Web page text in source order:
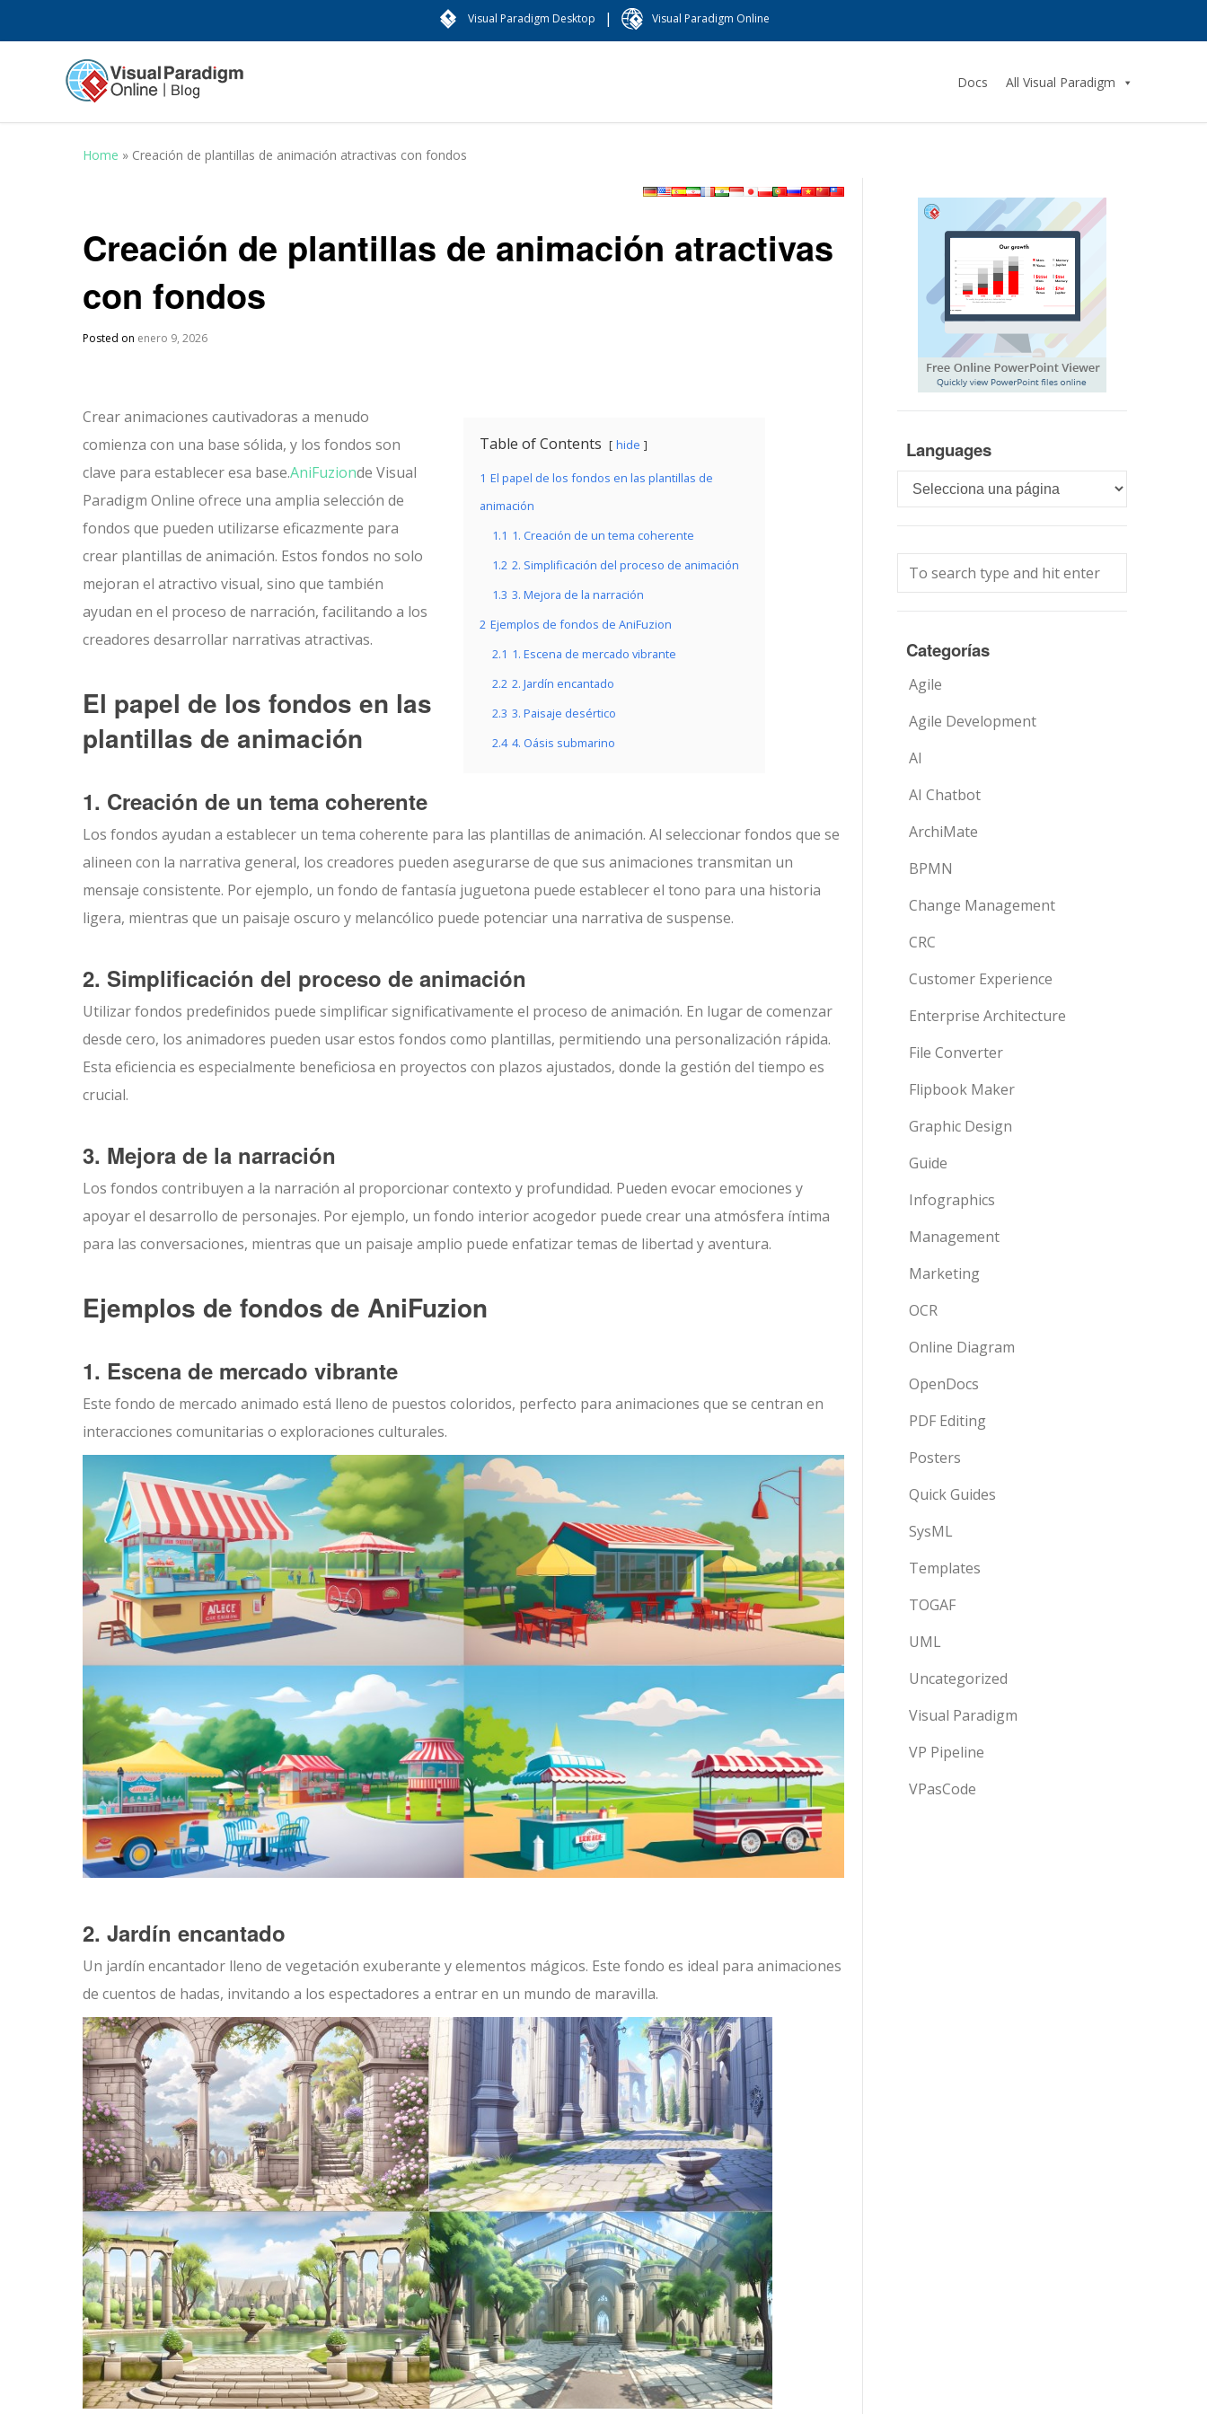
Visual Paradigm Desktop | Visual Paradigm Online
Docs All Visual Paradigm
Home » Creación de plantillas de animación atractivas con fondos
Creación de plantillas de animación atractivas
con fondos
Posted on enero 9, 2026
Table of Contents hide
1 El papel de los fondos en las plantillas de
animación
1.1 1. Creación de un tema coherente
1.2 2. Simplificación del proceso de animación
1.3 3. Mejora de la narración
2 Ejemplos de fondos de AniFuzion
2.1 1. Escena de mercado vibrante
2.2 2. Jardín encantado
2.3 3. Paisaje desértico
2.4 4. Oásis submarino
Crear animaciones cautivadoras a menudo
comienza con una base sólida, y los fondos son
clave para establecer esa base.AniFuzionde Visual
Paradigm Online ofrece una amplia selección de
fondos que pueden utilizarse eficazmente para
crear plantillas de animación. Estos fondos no solo
mejoran el atractivo visual, sino que también
ayudan en el proceso de narración, facilitando a los
creadores desarrollar narrativas atractivas.
El papel de los fondos en las
plantillas de animación
1. Creación de un tema coherente
Los fondos ayudan a establecer un tema coherente para las plantillas de animación. Al seleccionar fondos que se
alineen con la narrativa general, los creadores pueden asegurarse de que sus animaciones transmitan un
mensaje consistente. Por ejemplo, un fondo de fantasía juguetona puede establecer el tono para una historia
ligera, mientras que un paisaje oscuro y melancólico puede potenciar una narrativa de suspense.
2. Simplificación del proceso de animación
Utilizar fondos predefinidos puede simplificar significativamente el proceso de animación. En lugar de comenzar
desde cero, los animadores pueden usar estos fondos como plantillas, permitiendo una personalización rápida.
Esta eficiencia es especialmente beneficiosa en proyectos con plazos ajustados, donde la gestión del tiempo es
crucial.
3. Mejora de la narración
Los fondos contribuyen a la narración al proporcionar contexto y profundidad. Pueden evocar emociones y
apoyar el desarrollo de personajes. Por ejemplo, un fondo interior acogedor puede crear una atmósfera íntima
para las conversaciones, mientras que un paisaje amplio puede enfatizar temas de libertad y aventura.
Ejemplos de fondos de AniFuzion
1. Escena de mercado vibrante
Este fondo de mercado animado está lleno de puestos coloridos, perfecto para animaciones que se centran en
interacciones comunitarias o exploraciones culturales.
2. Jardín encantado
Un jardín encantador lleno de vegetación exuberante y elementos mágicos. Este fondo es ideal para animaciones
de cuentos de hadas, invitando a los espectadores a entrar en un mundo de maravilla.
Languages
Languages
Categorías
Agile
Agile Development
AI
AI Chatbot
ArchiMate
BPMN
Change Management
CRC
Customer Experience
Enterprise Architecture
File Converter
Flipbook Maker
Graphic Design
Guide
Infographics
Management
Marketing
OCR
Online Diagram
OpenDocs
PDF Editing
Posters
Quick Guides
SysML
Templates
TOGAF
UML
Uncategorized
Visual Paradigm
VP Pipeline
VPasCode